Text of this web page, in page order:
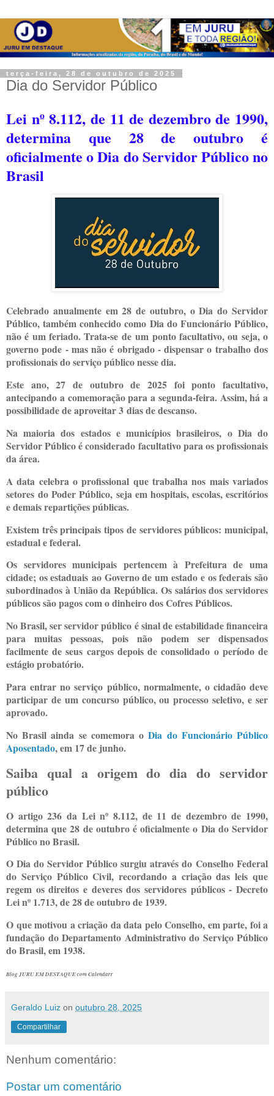
terça-feira, 28 de outubro de 2025
Dia do Servidor Público
Lei nº 8.112, de 11 de dezembro de 1990,
determina que 28 de outubro é
oficialmente o Dia do Servidor Público no
Brasil
Celebrado anualmente em 28 de outubro, o Dia do Servidor
Público, também conhecido como Dia do Funcionário Público,
não é um feriado. Trata-se de um ponto facultativo, ou seja, o
governo pode - mas não é obrigado - dispensar o trabalho dos
profissionais do serviço público nesse dia.
Este ano, 27 de outubro de 2025 foi ponto facultativo,
antecipando a comemoração para a segunda-feira. Assim, há a
possibilidade de aproveitar 3 dias de descanso.
Na maioria dos estados e municípios brasileiros, o Dia do
Servidor Público é considerado facultativo para os profissionais
da área.
A data celebra o profissional que trabalha nos mais variados
setores do Poder Público, seja em hospitais, escolas, escritórios
e demais repartições públicas.
Existem três principais tipos de servidores públicos: municipal,
estadual e federal.
Os servidores municipais pertencem à Prefeitura de uma
cidade; os estaduais ao Governo de um estado e os federais são
subordinados à União da República. Os salários dos servidores
públicos são pagos com o dinheiro dos Cofres Públicos.
No Brasil, ser servidor público é sinal de estabilidade financeira
para muitas pessoas, pois não podem ser dispensados
facilmente de seus cargos depois de consolidado o período de
estágio probatório.
Para entrar no serviço público, normalmente, o cidadão deve
participar de um concurso público, ou processo seletivo, e ser
aprovado.
No Brasil ainda se comemora oDia do Funcionário Público
Aposentado, em 17 de junho.
Saiba qual a origem do dia do servidor
público
O artigo 236 da Lei nº 8.112, de 11 de dezembro de 1990,
determina que 28 de outubro é oficialmente o Dia do Servidor
Público no Brasil.
O Dia do Servidor Público surgiu através do Conselho Federal
do Serviço Público Civil, recordando a criação das leis que
regem os direitos e deveres dos servidores públicos - Decreto
Lei nº 1.713, de 28 de outubro de 1939.
O que motivou a criação da data pelo Conselho, em parte, foi a
fundação do Departamento Administrativo do Serviço Público
do Brasil, em 1938.
Blog JURU EM DESTAQUE com Calendarr
Geraldo Luiz on outubro 28, 2025
Compartilhar
Nenhum comentário:
Postar um comentário